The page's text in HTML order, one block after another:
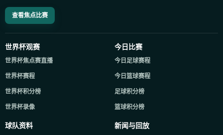
查看焦点比赛
世界杯观赛
世界杯焦点赛直播
世界杯赛程
世界杯积分榜
世界杯录像
今日比赛
今日足球赛程
今日篮球赛程
足球积分榜
篮球积分榜
球队资料 新闻与回放